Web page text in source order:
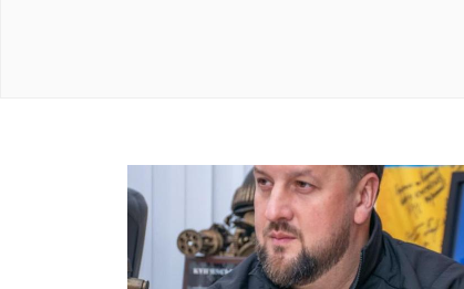
Росіяни вдарили ракетами по
Балаклії: є поранені
04 серпня, 2026 - 12:09